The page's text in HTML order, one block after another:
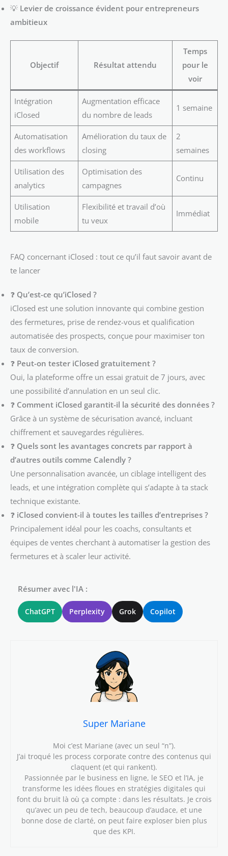
💡 Levier de croissance évident pour entrepreneurs
ambitieux
Objectif Résultat attendu
Temps
pour le
voir
Intégration
iClosed
Augmentation efficace
du nombre de leads
1 semaine
Automatisation
des workflows
Amélioration du taux de
closing
2
semaines
Utilisation des
analytics
Optimisation des
campagnes
Continu
Utilisation
mobile
Flexibilité et travail d’où
tu veux
Immédiat
FAQ concernant iClosed : tout ce qu’il faut savoir avant de
te lancer
❓ Qu’est-ce qu’iClosed ?
iClosed est une solution innovante qui combine gestion
des fermetures, prise de rendez-vous et qualification
automatisée des prospects, conçue pour maximiser ton
taux de conversion.
❓ Peut-on tester iClosed gratuitement ?
Oui, la plateforme offre un essai gratuit de 7 jours, avec
une possibilité d’annulation en un seul clic.
❓ Comment iClosed garantit-il la sécurité des données ?
Grâce à un système de sécurisation avancé, incluant
chiffrement et sauvegardes régulières.
❓ Quels sont les avantages concrets par rapport à
d’autres outils comme Calendly ?
Une personnalisation avancée, un ciblage intelligent des
leads, et une intégration complète qui s’adapte à ta stack
technique existante.
❓ iClosed convient-il à toutes les tailles d’entreprises ?
Principalement idéal pour les coachs, consultants et
équipes de ventes cherchant à automatiser la gestion des
fermetures et à scaler leur activité.
Résumer avec l'IA :
ChatGPT Perplexity Grok Copilot
Super Mariane
Moi c’est Mariane (avec un seul “n”).
J’ai troqué les process corporate contre des contenus qui
claquent (et qui rankent).
Passionnée par le business en ligne, le SEO et l’IA, je
transforme les idées floues en stratégies digitales qui
font du bruit là où ça compte : dans les résultats. Je crois
qu’avec un peu de tech, beaucoup d’audace, et une
bonne dose de clarté, on peut faire exploser bien plus
que des KPI.